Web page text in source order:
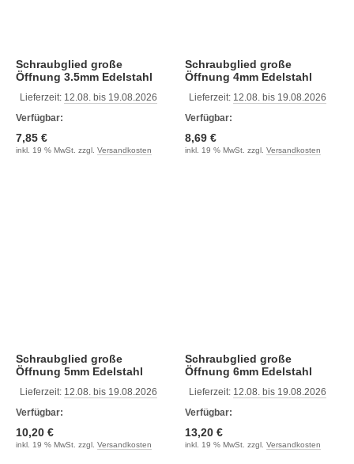
Schraubglied große
Öffnung 3.5mm Edelstahl
Lieferzeit: 12.08. bis 19.08.2026
Verfügbar:
7,85 €
inkl. 19 % MwSt. zzgl. Versandkosten
Schraubglied große
Öffnung 4mm Edelstahl
Lieferzeit: 12.08. bis 19.08.2026
Verfügbar:
8,69 €
inkl. 19 % MwSt. zzgl. Versandkosten
Schraubglied große
Öffnung 5mm Edelstahl
Lieferzeit: 12.08. bis 19.08.2026
Verfügbar:
10,20 €
inkl. 19 % MwSt. zzgl. Versandkosten
Schraubglied große
Öffnung 6mm Edelstahl
Lieferzeit: 12.08. bis 19.08.2026
Verfügbar:
13,20 €
inkl. 19 % MwSt. zzgl. Versandkosten